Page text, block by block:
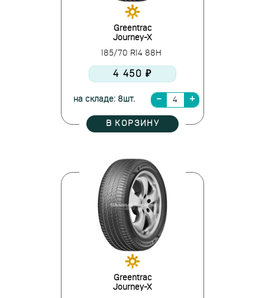
Greentrac
Journey-X
185/70 R14 88H
4 450 ₽
на складе: 8шт.
В КОРЗИНУ
Greentrac
Journey-X